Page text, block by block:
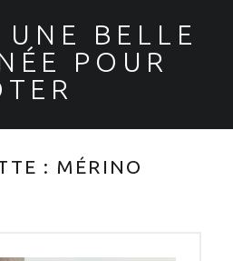
UNE BELLE
POUR
: MÉRINO